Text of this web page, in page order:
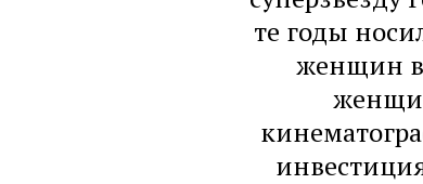
те годы
женщин в